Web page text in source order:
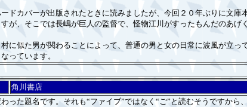
カバーが出版されたときに読みましたが、今回２０年ぶりに文庫
が、そこでは長嶋が巨人の監督で、怪物江川がすったもんだのあげ
に似た男が関わることによって、普通の男と女の日常に波風が立っ
っています。
角川書店
た題名です。それも“ファイブ”ではなく“ご”と読むそうですから